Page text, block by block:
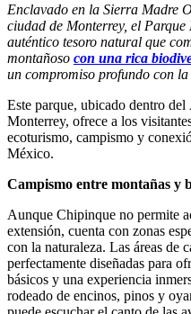
Enclavado en la Sierra Madre
ciudad de Monterrey, el
auténtico tesoro natural que
montañoso con una rica
un compromiso profundo con
Este parque, ubicado dentro
Monterrey, ofrece a los
ecoturismo, campismo y
México.
Campismo entre montañas y
Aunque Chipinque no permite
extensión, cuenta con zonas
con la naturaleza. Las áreas de
perfectamente diseñadas para
básicos y una experiencia
rodeado de encinos, pinos y